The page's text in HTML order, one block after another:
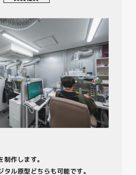
作します。
タル原型どちらも可能です。